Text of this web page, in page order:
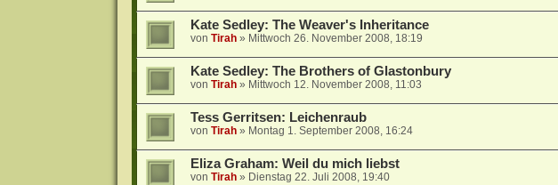
Kate Sedley: The Weaver's Inheritance
von Tirah» Mittwoch 26. November 2008, 18:19
Kate Sedley: The Brothers of Glastonbury
von Tirah» Mittwoch 12. November 2008, 11:03
Tess Gerritsen: Leichenraub
von Tirah» Montag 1. September 2008, 16:24
Eliza Graham: Weil du mich liebst
von Tirah» Dienstag 22. Juli 2008, 19:40